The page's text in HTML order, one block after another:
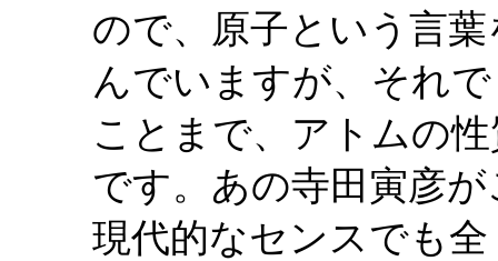
ので、原子という言
んでいますが、それ
ことまで、アトムの
です。あの寺田寅彦
現代的なセンスでも